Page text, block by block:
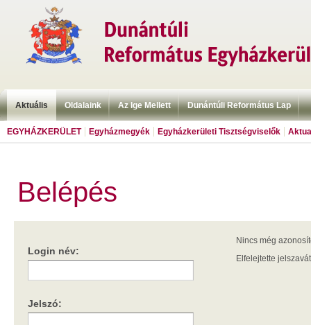
Aktuális Oldalaink Az Ige Mellett Dunántúli Református Lap
EGYHÁZKERÜLET Egyházmegyék Egyházkerületi Tisztségviselők
Belépés
Login név:
Jelszó:
Nincs még
Elfelejtette